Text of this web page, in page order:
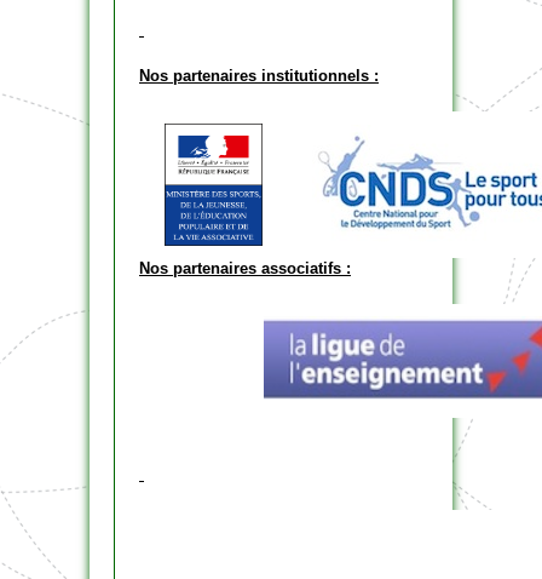
Nos partenaires institutionnels :
Nos partenaires associatifs :